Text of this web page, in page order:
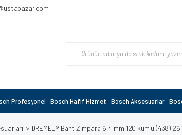
Profesyonel Bosch Hafif Hizmet Bosch Aksesuarlar
DREMEL® Bant Zımpara 6,4 mm 120 kumlu (438)